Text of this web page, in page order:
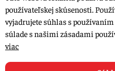
Kontakt
© 2015-2026, LIANA GOLIAŠ s.r.o.
Upraviť nastavenia Cookies
používateľskej skúsenosti.
vyjadrujete súhlas s
súlade s našimi zásadami
viac